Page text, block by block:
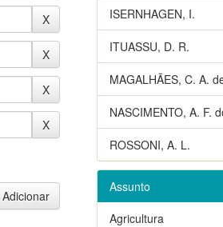
ISERNHAGEN, I.
ITUASSU, D. R.
MAGALHÃES, C. A.
NASCIMENTO, A. F.
ROSSONI, A. L.
Assunto
Agricultura